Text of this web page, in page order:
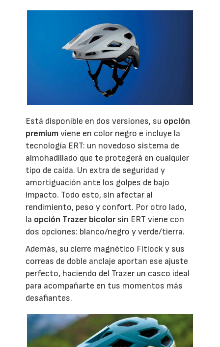
Está disponible en dos versiones, su opción
premiumviene en color negro e incluye la
tecnología ERT: un novedoso sistema de
almohadillado que te protegerá en cualquier
tipo de caída. Un extra de seguridad y
amortiguación ante los golpes de bajo
impacto. Todo esto, sin afectar al
rendimiento, peso y confort. Por otro lado,
la opción Trazer bicolorsin ERT viene con
dos opciones: blanco/negro y verde/tierra.
Además, su cierre magnético Fitlock y sus
correas de doble anclaje aportan ese ajuste
perfecto, haciendo del Trazer un casco ideal
para acompañarte en tus momentos más
desafiantes.